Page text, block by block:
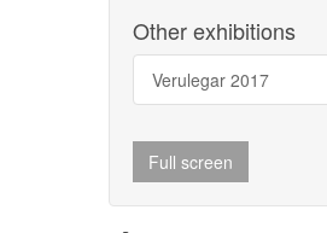
Other exhibitions
Verulegar 2017
Full screen
Full screen
height:
width: